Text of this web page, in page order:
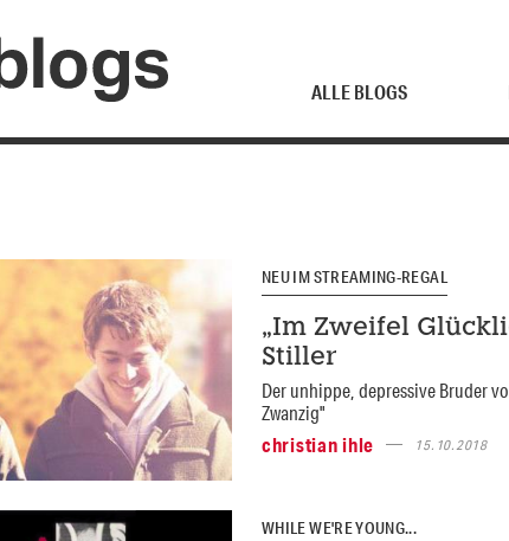
ALLE BLOGS
NEU IM STREAMING-REGAL
„Im Zweifel
Stiller
Der unhippe, depressive Bruder
Zwanzig"
christian ihle
15.10.2018
WHILE WE'RE YOUNG...